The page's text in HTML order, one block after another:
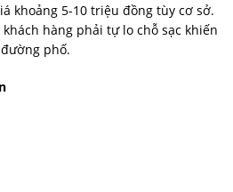
khoảng 5-10 triệu đồng tùy cơ sở.
hàng phải tự lo chỗ sạc khiến
phố.